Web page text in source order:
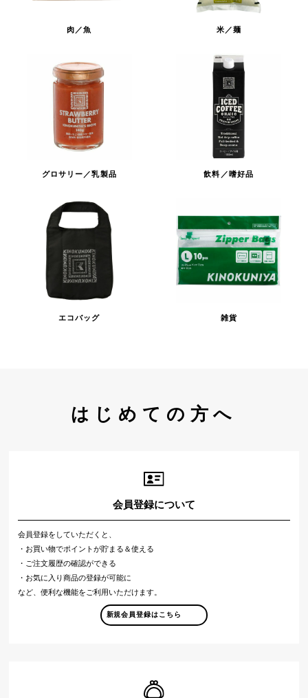
肉／魚 米／麺
グロサリー／乳製品 飲料／嗜好品
エコバッグ 雑貨
はじめての方へ
会員登録について
会員登録をしていただくと、
・お買い物でポイントが貯まる＆使える
・ご注文履歴の確認ができる
・お気に入り商品の登録が可能に
など、便利な機能をご利用いただけます。
新規会員登録はこちら